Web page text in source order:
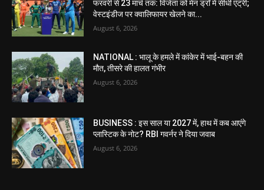
फरवरी से 23 मार्च तक: विजेता को मेन ड्रॉ में सीधी एंट्री;
वेस्टइंडीज पर क्वालिफायर खेलने का...
August 6, 2026
NATIONAL : भालू के हमले में कांकेर में भाई-बहन की
मौत, तीसरे की हालत गंभीर
August 6, 2026
BUSINESS : इस साल या 2027 में, हाथ में कब आएंगे
प्लास्टिक के नोट? RBI गवर्नर ने दिया जवाब
August 6, 2026